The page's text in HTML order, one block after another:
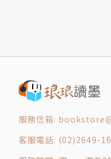
服務信箱:
客服電話: (02)2649-